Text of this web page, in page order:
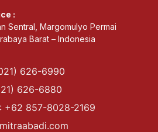
:
Sentral, Margomulyo Permai
Barat – Indonesia
626-6990
626-6880
+62 857-8028-2169